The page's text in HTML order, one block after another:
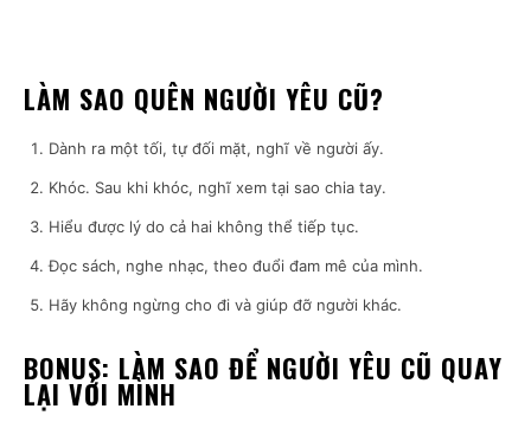
LÀM SAO QUÊN NGƯỜI YÊU CŨ?
Dành ra một tối, tự đối mặt, nghĩ về người ấy.
Khóc. Sau khi khóc, nghĩ xem tại sao chia tay.
Hiểu được lý do cả hai không thể tiếp tục.
Đọc sách, nghe nhạc, theo đuổi đam mê của mình.
Hãy không ngừng cho đi và giúp đỡ người khác.
BONUS: LÀM SAO ĐỂ NGƯỜI YÊU CŨ QUAY
LẠI VỚI MÌNH